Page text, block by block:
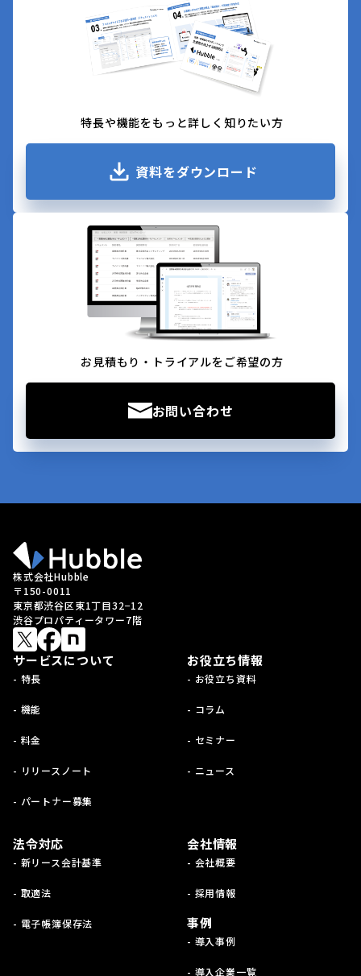
特長や機能をもっと詳しく知りたい方
資料をダウンロード
お見積もり・トライアルをご希望の方
お問い合わせ
株式会社Hubble
〒150-0011
東京都渋谷区東1丁目32−12
渋谷プロパティータワー7階
サービスについて
- 特長
- 機能
- 料金
- リリースノート
- パートナー募集
お役立ち情報
- お役立ち資料
- コラム
- セミナー
- ニュース
法令対応
- 新リース会計基準
- 取適法
- 電子帳簿保存法
会社情報
- 会社概要
- 採用情報
事例
- 導入事例
- 導入企業一覧